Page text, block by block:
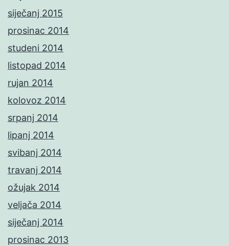
siječanj 2015
prosinac 2014
studeni 2014
listopad 2014
rujan 2014
kolovoz 2014
srpanj 2014
lipanj 2014
svibanj 2014
travanj 2014
ožujak 2014
veljača 2014
siječanj 2014
prosinac 2013